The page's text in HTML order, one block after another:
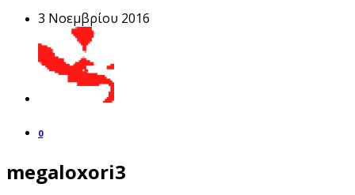
3 Νοεμβρίου 2016
0
megaloxori3